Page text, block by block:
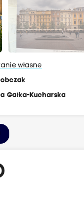
własne
Gałka-Kucharska